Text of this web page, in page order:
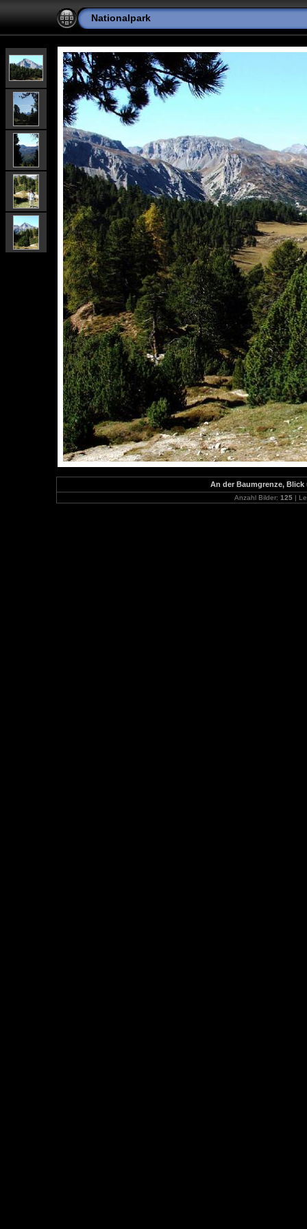
Nationalpark
An der Baumgrenze,
Anzahl Bilder: 125|